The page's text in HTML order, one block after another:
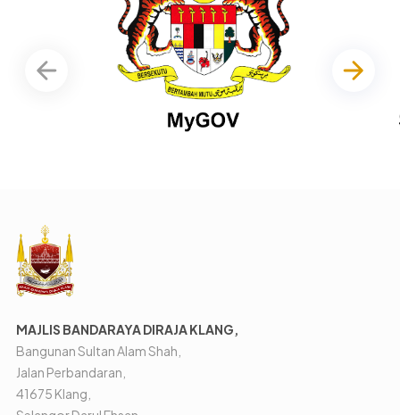
MAJLIS BANDARAYA DIRAJA KLANG,
Bangunan Sultan Alam Shah,
Jalan Perbandaran,
41675 Klang,